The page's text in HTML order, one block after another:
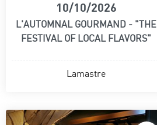
10/10/2026
L'AUTOMNAL GOURMAND - "THE
FESTIVAL OF LOCAL FLAVORS"
Lamastre